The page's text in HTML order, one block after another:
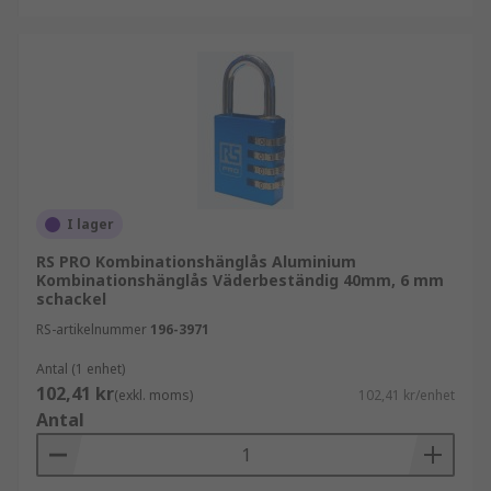
I lager
RS PRO Kombinationshänglås Aluminium
Kombinationshänglås Väderbeständig 40mm, 6 mm
schackel
RS-artikelnummer 196-3971
Antal (1 enhet)
102,41 kr(exkl. moms) 102,41 kr/enhet
Antal